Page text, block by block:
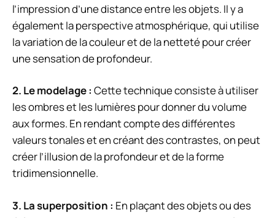
l’impression d’une distance entre les objets. Il y a
également la perspective atmosphérique, qui utilise
la variation de la couleur et de la netteté pour créer
une sensation de profondeur.
2. Le modelage: Cette technique consiste à utiliser
les ombres et les lumières pour donner du volume
aux formes. En rendant compte des différentes
valeurs tonales et en créant des contrastes, on peut
créer l’illusion de la profondeur et de la forme
tridimensionnelle.
3. La superposition : En plaçant des objets ou des